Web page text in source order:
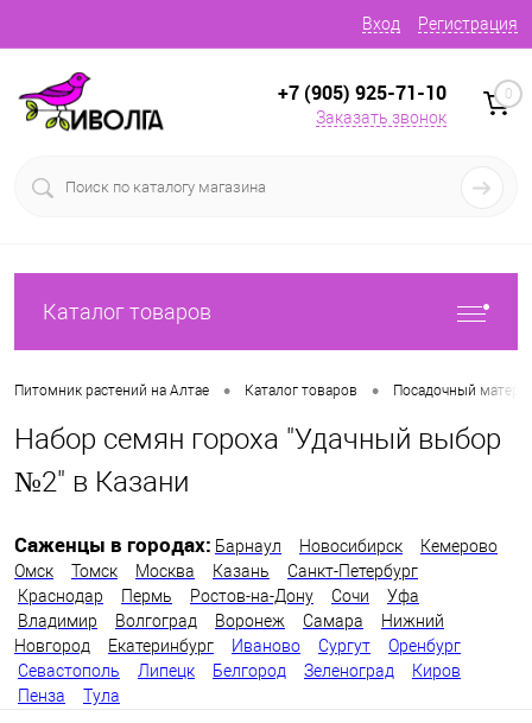
Вход Регистрация
+7 (905) 925-71-10
Заказать звонок
0
Каталог товаров
Питомник растений на Алтае • Каталог товаров • Посадочный
Набор семян гороха "Удачный выбор
№2" в Казани
Саженцы в городах: Барнаул Новосибирск
Кемерово
Омск
Томск Москва Казань
Санкт-Петербург
Краснодар
Пермь Ростов-на-Дону Сочи
Уфа
Владимир
Волгоград Воронеж Самара
Нижний
Новгород
Екатеринбург Иваново Сургут
Оренбург
Севастополь
Липецк Белгород Зеленоград
Киров
Пенза
Тула